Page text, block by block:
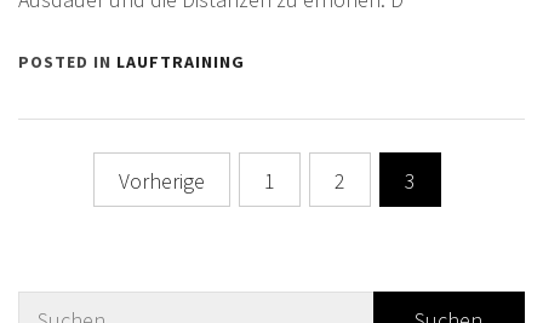
POSTED IN LAUFTRAINING
Seitennummerierung
Vorherige 1 2 3
Suche